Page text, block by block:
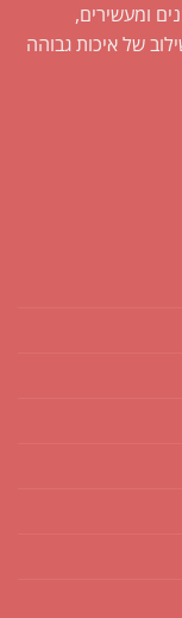
ומעשירים,
של איכות גבוהה